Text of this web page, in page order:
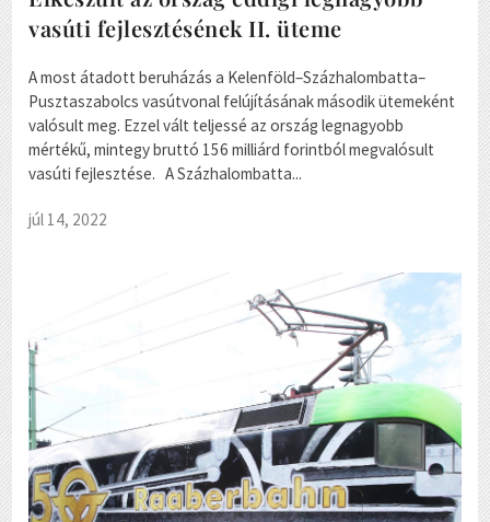
vasúti fejlesztésének II. üteme
A most átadott beruházás a Kelenföld–Százhalombatta–
Pusztaszabolcs vasútvonal felújításának második ütemeként
valósult meg. Ezzel vált teljessé az ország legnagyobb
mértékű, mintegy bruttó 156 milliárd forintból megvalósult
vasúti fejlesztése. A Százhalombatta...
júl 14, 2022